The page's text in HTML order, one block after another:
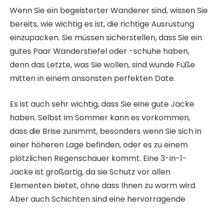
Wenn Sie ein begeisterter Wanderer sind, wissen Sie
bereits, wie wichtig es ist, die richtige Ausrüstung
einzupacken. Sie müssen sicherstellen, dass Sie ein
gutes Paar Wanderstiefel oder -schuhe haben,
denn das Letzte, was Sie wollen, sind wunde Füße
mitten in einem ansonsten perfekten Date.
Es ist auch sehr wichtig, dass Sie eine gute Jacke
haben. Selbst im Sommer kann es vorkommen,
dass die Brise zunimmt, besonders wenn Sie sich in
einer höheren Lage befinden, oder es zu einem
plötzlichen Regenschauer kommt. Eine 3-in-1-
Jacke ist großartig, da sie Schutz vor allen
Elementen bietet, ohne dass Ihnen zu warm wird.
Aber auch Schichten sind eine hervorragende